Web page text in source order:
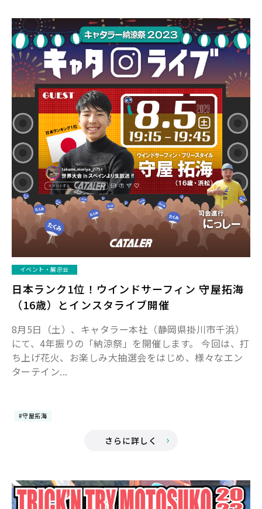
イベント・展示会
日本ランク1位！ウインドサーフィン 守屋拓海
（16歳）とインスタライブ開催
8月5日（土）、キャタラー本社（静岡県掛川市千浜）
にて、4年振りの「納涼祭」を開催します。 今回は、打
ち上げ花火、お楽しみ大抽選会をはじめ、様々なエン
ターテイン...
#守屋拓海
さらに詳しく